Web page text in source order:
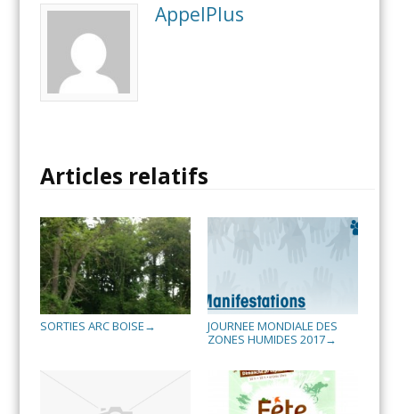
AppelPlus
Articles relatifs
SORTIES ARC BOISE →
JOURNEE MONDIALE DES
ZONES HUMIDES 2017→